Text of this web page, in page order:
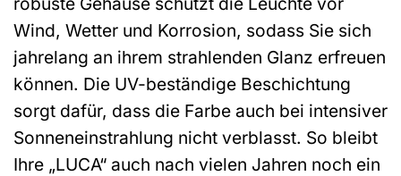
Wind, Wetter und Korrosion, sodass Sie sich
jahrelang an ihrem strahlenden Glanz erfreuen
können. Die UV-beständige Beschichtung
sorgt dafür, dass die Farbe auch bei intensiver
Sonneneinstrahlung nicht verblasst. So bleibt
Ihre „LUCA“ auch nach vielen Jahren noch ein